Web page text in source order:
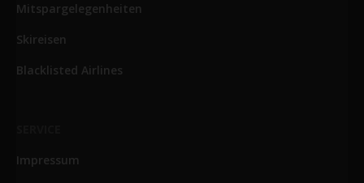
Mitspargelegenheiten
Skireisen
Blacklisted Airlines
Impressum